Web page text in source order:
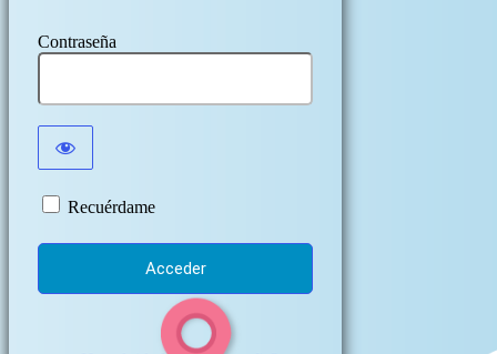
Contraseña
Recuérdame